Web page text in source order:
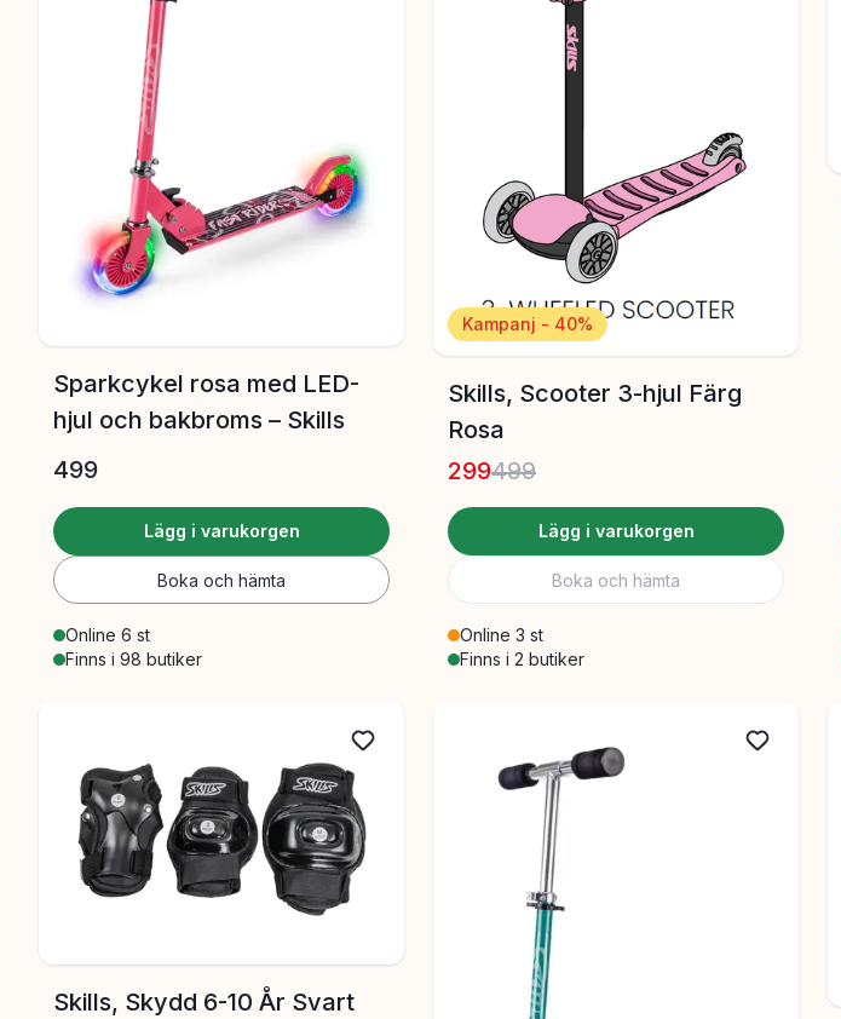
Sparkcykel rosa med LED-
hjul och bakbroms – Skills
499
Lägg i varukorgen
Boka och hämta
Online 6 st
Finns i 98 butiker
Kampanj - 40%
Skills, Scooter 3-hjul Färg
Rosa
299499
Lägg i varukorgen
Boka och hämta
Online 3 st
Finns i 2 butiker
Skills, Skydd 6-10 År Svart